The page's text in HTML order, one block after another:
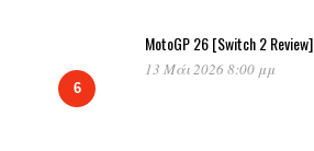
6
MotoGP 26 [Switch 2 Review]
13 Μάι 2026 8:00 μμ